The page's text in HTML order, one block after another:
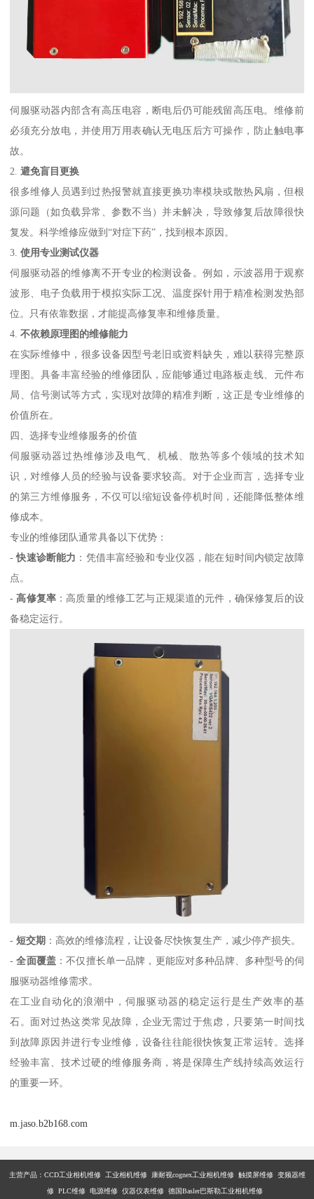
伺服驱动器内部含有高压电容，断电后仍可能残留高压电。维修前
必须充分放电，并使用万用表确认无电压后方可操作，防止触电事
故。
2.避免盲目更换
很多维修人员遇到过热报警就直接更换功率模块或散热风扇，但根
源问题（如负载异常、参数不当）并未解决，导致修复后故障很快
复发。科学维修应做到“对症下药”，找到根本原因。
3.使用专业测试仪器
伺服驱动器的维修离不开专业的检测设备。例如，示波器用于观察
波形、电子负载用于模拟实际工况、温度探针用于精准检测发热部
位。只有依靠数据，才能提高修复率和维修质量。
4.不依赖原理图的维修能力
在实际维修中，很多设备因型号老旧或资料缺失，难以获得完整原
理图。具备丰富经验的维修团队，应能够通过电路板走线、元件布
局、信号测试等方式，实现对故障的精准判断，这正是专业维修的
价值所在。
四、选择专业维修服务的价值
伺服驱动器过热维修涉及电气、机械、散热等多个领域的技术知
识，对维修人员的经验与设备要求较高。对于企业而言，选择专业
的第三方维修服务，不仅可以缩短设备停机时间，还能降低整体维
修成本。
专业的维修团队通常具备以下优势：
-快速诊断能力 ：凭借丰富经验和专业仪器，能在短时间内锁定故障
点。
-高修复率 ：高质量的维修工艺与正规渠道的元件，确保修复后的设
备稳定运行。
-短交期 ：高效的维修流程，让设备尽快恢复生产，减少停产损失。
-全面覆盖 ：不仅擅长单一品牌，更能应对多种品牌、多种型号的伺
服驱动器维修需求。
在工业自动化的浪潮中，伺服驱动器的稳定运行是生产效率的基
石。面对过热这类常见故障，企业无需过于焦虑，只要第一时间找
到故障原因并进行专业维修，设备往往能很快恢复正常运转。选择
经验丰富、技术过硬的维修服务商，将是保障生产线持续高效运行
的重要一环。
m.jaso.b2b168.com
主营产品： CCD工业相机维修 工业相机维修 康耐视cognex工业相机维修 触摸屏维修 变频器维
修 PLC维修 电源维修 仪器仪表维修 德国Basler巴斯勒工业相机维修